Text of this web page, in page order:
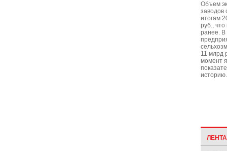
Объем
заводов
итогам
руб.,
ранее. В
11 млрд
момент
историю.